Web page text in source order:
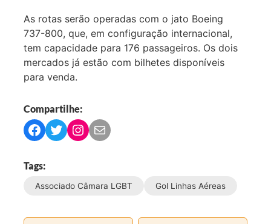
As rotas serão operadas com o jato Boeing
737-800, que, em configuração internacional,
tem capacidade para 176 passageiros. Os dois
mercados já estão com bilhetes disponíveis
para venda.
Compartilhe:
C
p
a
t
C
a
t
C
a
t
C
a
t
Tags:
Associado Câmara LGBT Gol Linhas Aéreas